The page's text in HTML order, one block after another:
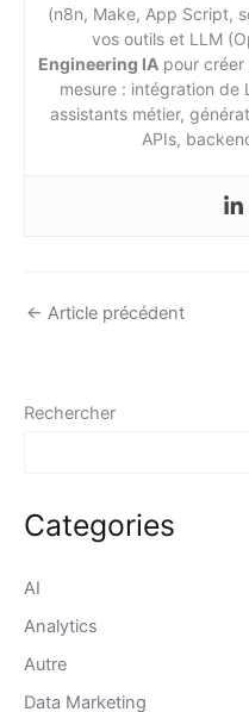
(n8n, Make, App Script,
vos outils et LLM
Engineering IA pour
mesure : intégration de
assistants métier,
APIs,
← Article précédent
Rechercher
Categories
AI
Analytics
Autre
Data Marketing